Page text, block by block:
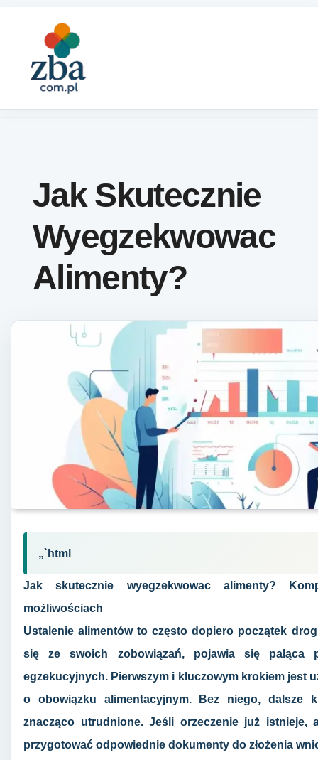
Jak Skutecznie
Wyegzekwowac
Alimenty?
„`html
Jak skutecznie wyegzekwowac alimenty?
możliwościach
Ustalenie alimentów to często dopiero początek
się ze swoich zobowiązań, pojawia się paląca
egzekucyjnych. Pierwszym i kluczowym krokiem jest
o obowiązku alimentacyjnym. Bez niego, dalsze
znacząco utrudnione. Jeśli orzeczenie już istnieje,
przygotować odpowiednie dokumenty do złożenia